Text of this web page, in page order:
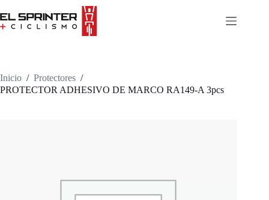
to
content
Inicio / Protectores /
PROTECTOR ADHESIVO DE MARCO RA149-A 3pcs